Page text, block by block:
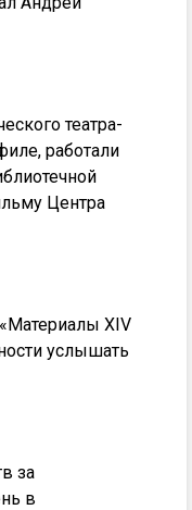
театра-
работали
Центра
XIV
услышать
за
в